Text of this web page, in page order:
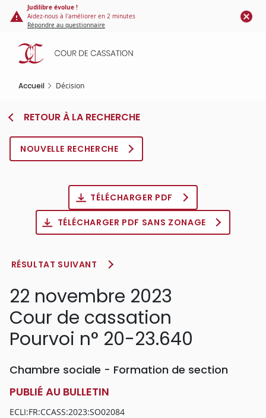
Panneau de gestion des cookies
contenu
principal
Judilibre évolue !
Aidez-nous à l'améliorer en 2 minutes
Répondre au questionnaire
Accueil Décision
RETOUR À LA RECHERCHE
NOUVELLE RECHERCHE
TÉLÉCHARGER PDF
TÉLÉCHARGER PDF SANS ZONAGE
RÉSULTAT SUIVANT
22 novembre 2023
Cour de cassation
Pourvoi n° 20-23.640
Chambre sociale - Formation de section
PUBLIÉ AU BULLETIN
ECLI:FR:CCASS:2023:SO02084